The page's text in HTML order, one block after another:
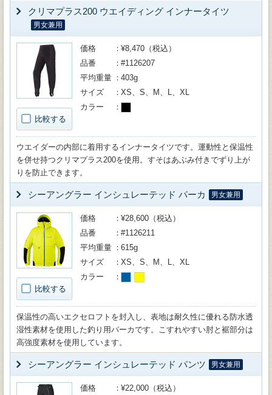
クリマプラス200 ウエイディング インナータイツ
男女兼用
比較する
価格
¥8,470（税込）
品番
#1126207
平均重量
403g
サイズ
XS、S、M、L、XL
カラー
ウエイダーの内部に着用するインナータイツです。運動性と保温性
を併せ持つクリマプラス200を使用。すそはあぶみ付きでずり上が
りを防止できます。
シーアングラー インシュレーテッド パーカ 男女兼用
比較する
価格
¥28,600（税込）
品番
#1126211
平均重量
615g
サイズ
XS、S、M、L、XL
カラー
保温性の高いエクセロフトを封入し、表地は耐久性に優れる防水透
湿性素材を使用した釣り用パーカです。こすれやすい肘と裾部分は
高強度素材を使用しています。
シーアングラー インシュレーテッド パンツ 男女兼用
価格
¥22,000（税込）